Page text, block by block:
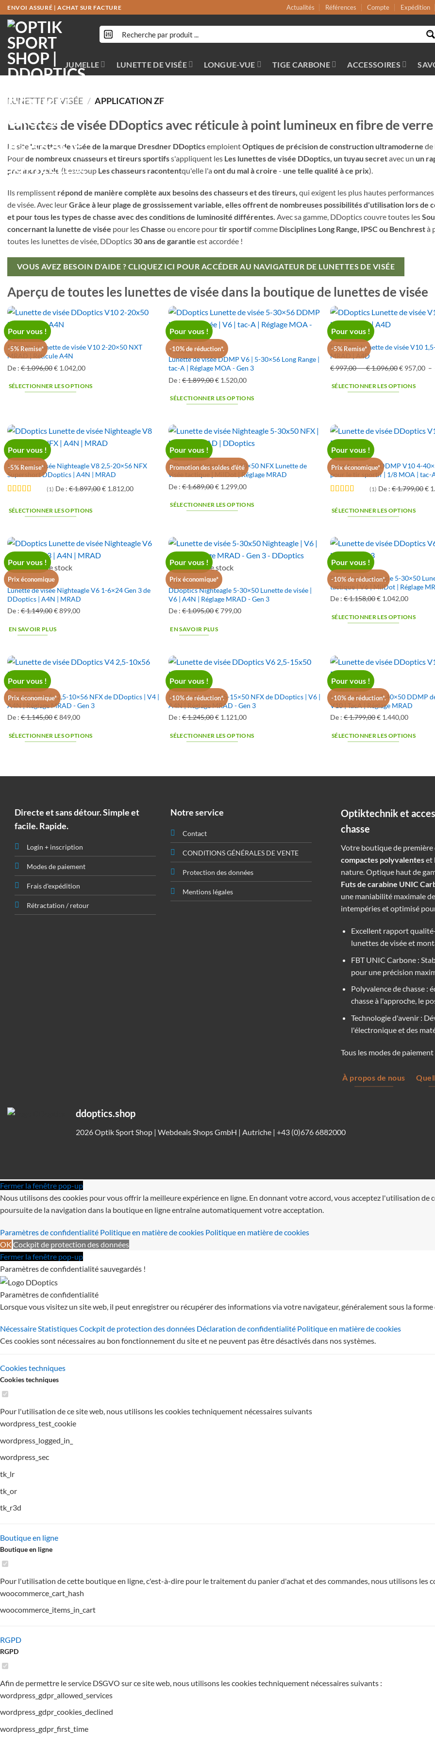
Passer
au
contenu
ENVOI ASSURÉ |ACHAT SUR FACTURE Actualités Références Compte Expédition
JUMELLE LUNETTE DE VISÉE LONGUE-VUE TIGE CARBONE ACCESSOIRES
LUNETTE DE VISÉE / APPLICATION ZF
Lunettes de visée DDoptics avec réticule à point lumineux en fibre de verre
Le site Lunettes de visée de la marque Dresdner DDopticsemploientOptiques de précision de construction ultramoderne de
Pourde nombreux chasseurs et tireurs sportifss'appliquent les Les lunettes de visée DDoptics, un tuyau secretavec un un
prix incroyable (beaucoup Les chasseurs racontentqu'elle l'a ont du mal à croire - une telle qualité à ce prix).
Ils remplissent répond de manière complète aux besoins des chasseurs et des tireurs, qui exigent les plus hautes
de visée. Avec leurGrâce à leur plage de grossissement variable, elles offrent de nombreuses possibilités d'utilisation lors de
et pour tous les types de chasse avec des conditions de luminosité différentes. Avec sa gamme, DDoptics couvre toutes les
concernant la lunette de visée pour lesChasse ou encore pourtir sportifcomme Disciplines Long Range, IPSC ou Benchrestà
toutes les lunettes de visée, DDoptics 30 ans de garantie est accordée !
VOUS AVEZ BESOIN D'AIDE ? CLIQUEZ ICI POUR ACCÉDER AU NAVIGATEUR DE LUNETTES DE VISÉE
Aperçu de toutes les lunettes de visée dans la boutique de lunettes de visée
Pour vous !
-5% Remise*
2,5-15X50
DDoptics Lunette de visée V10 2-20×50 NXT
MRAD | Réticule A4N
De :€1.096,00Le
original
€1.042,00Le
actuel
SÉLECTIONNER LES OPTIONS
Pour vous !
-10% de réduction*.
5-30X56
Lunette de visée DDMP V6 | 5-30×56 Long Range |
tac-A | Réglage MOA - Gen 3
De :€1.899,00Le
original
€ 1.899,00.
€ 1.520,00
actuel
€ 1.520,00.
SÉLECTIONNER LES OPTIONS
Pour vous !
-5% Remise*
1,5-15X40
DDoptics Lunette de visée V10
MRAD | A4D
€997,00–€1.096,00Plage
prix :
Le
original
–
de
prix :
€ 997,00
€ 1.096,00.
€ 957,00 –
SÉLECTIONNER LES OPTIONS
Pour vous !
-5% Remise*
2,5-15X56
Lunette de visée Nighteagle V8 2,5-20×56 NFX
Supershort DDoptics | A4N | MRAD
out of 5
(1) De :€1.897,00Le
€ 1.897,00.
€1.812,00Le
€ 1.812,00.
SÉLECTIONNER LES OPTIONS
Pour vous !
Promotion des soldes d'été
5-30X50
DDoptics Nighteagle 5-30×50 NFX Lunette de
visée tactique | MilDot | Réglage MRAD
De :€1.689,00Le
original
€ 1.689,00.
€ 1.299,00
actuel
€ 1.299,00.
SÉLECTIONNER LES OPTIONS
Pour vous !
Prix économique*
4-40X50
Lunette de visée DDMP V10 4-
pour le tir sportif | 1/8 MOA | tac-
of 5
(1) De :€1.799,00Le
€
€
SÉLECTIONNER LES OPTIONS
Pour vous !
Prix économique
En rupture de stock
1-6X24
Lunette de visée Nighteagle V6 1-6×24 Gen 3 de
DDoptics | A4N | MRAD
De :€1.149,00Le
original
€ 1.149,00.
€899,00Le
€ 899,00.
EN SAVOIR PLUS
Pour vous !
Prix économique*
En rupture de stock
5-30X50
DDoptics Nighteagle 5-30×50 Lunette de visée |
V6 | A4N | Réglage MRAD - Gen 3
De :€1.095,00Le
original
€ 1.095,00.
€799,00
€ 799,00.
EN SAVOIR PLUS
Pour vous !
-10% de réduction*.
5-30X50
DDoptics Nighteagle 5-30×50
tactique | V6 | MilDot | Réglage
De :€1.158,00Le
original
€ 1.042,00
actuel
SÉLECTIONNER LES OPTIONS
Pour vous !
Prix économique*
2,5-10X56
Lunette de visée 2,5-10×56 NFX de DDoptics | V4 |
A4N | Réglage MRAD - Gen 3
De :€1.145,00Le
original
€849,00Le
actuel
SÉLECTIONNER LES OPTIONS
Pour vous !
-10% de réduction*.
2,5-15X50
Lunette de visée 2,5-15×50 NFX de DDoptics | V6 |
A4N | Réglage MRAD - Gen 3
De :€1.245,00Le
original
€ 1.121,00
actuel
SÉLECTIONNER LES OPTIONS
Pour vous !
-10% de réduction*.
4-40X50
Lunette de visée 4-40×50 DDMP
V10 | TacA | Réglage MRAD
De :€1.799,00Le
original
€ 1.440,00
actuel
SÉLECTIONNER LES OPTIONS
Directe et sans détour. Simple et
facile. Rapide.
Login + inscription
Modes de paiement
Frais d'expédition
Rétractation / retour
Notre service
Contact
CONDITIONS GÉNÉRALES DE VENTE
Protection des données
Mentions légales
Optiktechnik et
chasse
Votre boutique de
compactes polyvalenteset
nature. Optique haut de
Futs de carabine UNIC
une maniabilité maximale
intempéries et optimisé
Excellent rapport
lunettes de visée et
FBT UNIC Carbone :
pour une précision
Polyvalence de chasse :
chasse à l'approche, le
Technologie d'avenir :
l'électronique et des
Tous les modes de
À propos de nous
ddoptics.shop
2026 Optik Sport Shop | Webdeals Shops GmbH | Autriche | +43 (0)676 6882000
Fermer la fenêtre pop-up
Nous utilisons des cookies pour vous offrir la meilleure expérience en ligne. En donnant votre accord, vous acceptez l'utilisation
poursuite de la navigation dans la boutique en ligne entraîne automatiquement votre acceptation.
Paramètres de confidentialité Politique en matière de cookies Politique en matière de cookies
OK Cockpit de protection des données
Fermer la fenêtre pop-up
Paramètres de confidentialité sauvegardés !
Paramètres de confidentialité
Lorsque vous visitez un site web, il peut enregistrer ou récupérer des informations via votre navigateur, généralement sous la
NécessaireStatistiquesCockpit de protection des données Déclaration de confidentialité Politique en matière de cookies
Ces cookies sont nécessaires au bon fonctionnement du site et ne peuvent pas être désactivés dans nos systèmes.
Cookies techniques
Cookies techniques
Pour l'utilisation de ce site web, nous utilisons les cookies techniquement nécessaires suivants
wordpress_test_cookie
wordpress_logged_in_
wordpress_sec
tk_lr
tk_or
tk_r3d
Boutique en ligne
Boutique en ligne
Pour l'utilisation de cette boutique en ligne, c'est-à-dire pour le traitement du panier d'achat et des commandes, nous utilisons les
woocommerce_cart_hash
woocommerce_items_in_cart
RGPD
RGPD
Afin de permettre le service DSGVO sur ce site web, nous utilisons les cookies techniquement nécessaires suivants :
wordpress_gdpr_allowed_services
wordpress_gdpr_cookies_declined
wordpress_gdpr_first_time